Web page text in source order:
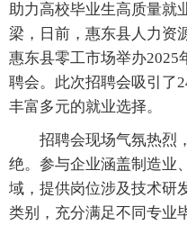
助力高校毕业生高质量就
梁，日前，惠东县人力资
惠东县零工市场举办2025
聘会。此次招聘会吸引了
丰富多元的就业选择。
招聘会现场气氛热烈，
绝。参与企业涵盖制造业
域，提供岗位涉及技术研
类别，充分满足不同专业